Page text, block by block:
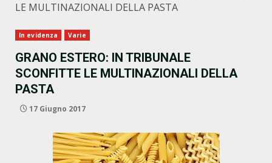
LE MULTINAZIONALI DELLA PASTA
In evidenza Varie
GRANO ESTERO: IN TRIBUNALE
SCONFITTE LE MULTINAZIONALI DELLA
PASTA
17 Giugno 2017